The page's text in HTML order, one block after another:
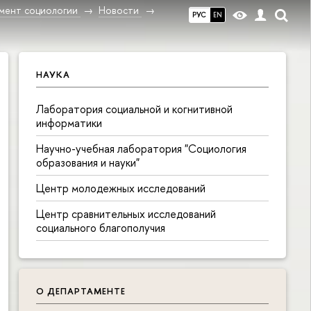
РУС EN
социологии Новости
НАУКА
Лаборатория социальной и когнитивной
информатики
Научно-учебная лаборатория "Социология
образования и науки"
Центр молодежных исследований
Центр сравнительных исследований
социального благополучия
О ДЕПАРТАМЕНТЕ